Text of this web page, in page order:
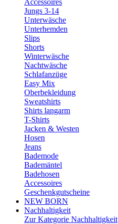
Accessoires
Jungs 3-14
Unterwäsche
Unterhemden
Slips
Shorts
Winterwäsche
Nachtwäsche
Schlafanzüge
Easy Mix
Oberbekleidung
Sweatshirts
Shirts langarm
T-Shirts
Jacken & Westen
Hosen
Jeans
Bademode
Bademäntel
Badehosen
Accessoires
Geschenkgutscheine
NEW BORN
Nachhaltigkeit
Zur Kategorie Nachhaltigkeit